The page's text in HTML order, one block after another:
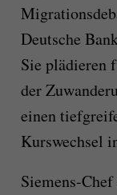
Deutsche
Sie plädieren
der
einen
Kurswechsel
Siemens-